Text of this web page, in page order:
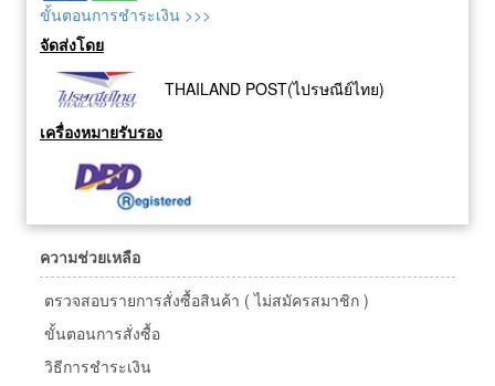
ขั้นตอนการชำระเงิน >>>
จัดส่งโดย
THAILAND POST(ไปรษณีย์ไทย)
เครื่องหมายรับรอง
ความช่วยเหลือ
ตรวจสอบรายการสั่งซื้อสินค้า ( ไม่สมัครสมาชิก )
ขั้นตอนการสั่งซื้อ
วิธีการชำระเงิน